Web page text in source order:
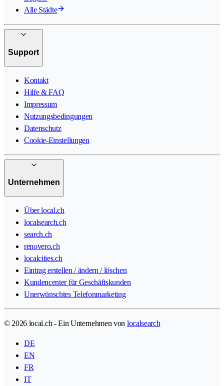
Alle Städte
Support
Kontakt
Hilfe & FAQ
Impressum
Nutzungsbedingungen
Datenschutz
Cookie-Einstellungen
Unternehmen
Über local.ch
localsearch.ch
search.ch
renovero.ch
localcities.ch
Eintrag erstellen / ändern / löschen
Kundencenter für Geschäftskunden
Unerwünschtes Telefonmarketing
© 2026 local.ch - Ein Unternehmen von localsearch
DE
EN
FR
IT